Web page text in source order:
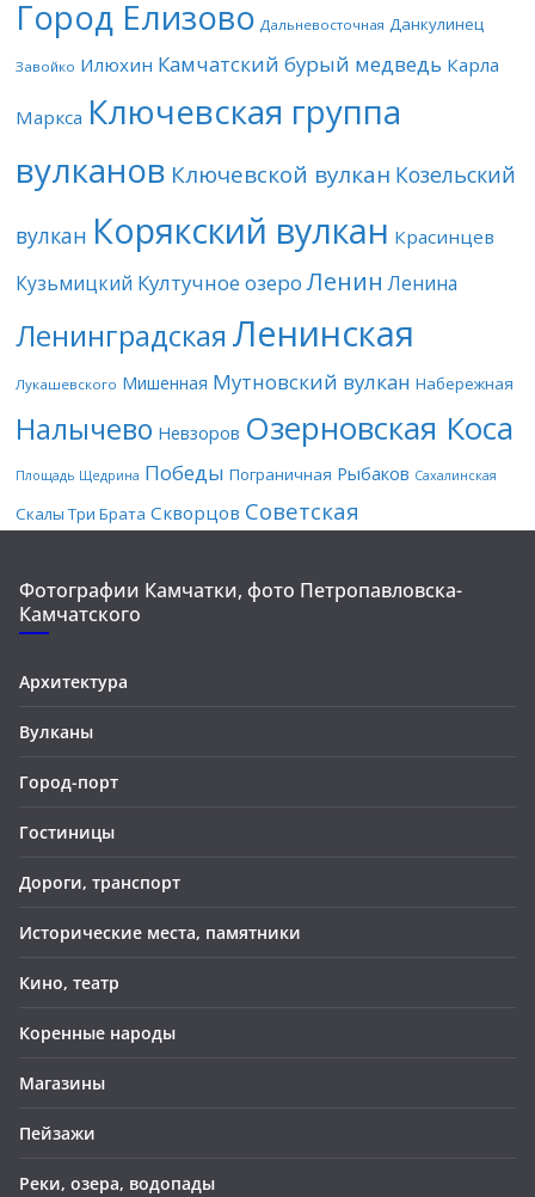
Город Елизово Дальневосточная Данкулинец
Завойко Илюхин Камчатский бурый медведь Карла
Маркса Ключевская группа
вулканов Ключевской вулкан Козельский
вулкан Корякский вулкан Красинцев
Кузьмицкий Култучное озеро Ленин Ленина
Ленинградская Ленинская
Лукашевского Мишенная Мутновский вулкан Набережная
Налычево Невзоров Озерновская Коса
Площадь Щедрина Победы Пограничная Рыбаков Сахалинская
Скалы Три Брата Скворцов Советская
Фотографии Камчатки, фото Петропавловска-
Камчатского
Архитектура
Вулканы
Город-порт
Гостиницы
Дороги, транспорт
Исторические места, памятники
Кино, театр
Коренные народы
Магазины
Пейзажи
Реки, озера, водопады